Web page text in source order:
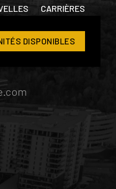
DISPONIBLES
CARRIÈRES